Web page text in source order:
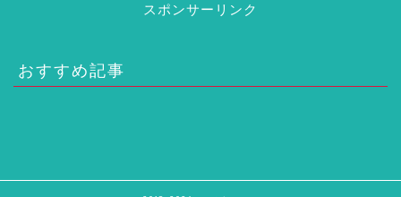
スポンサーリンク
おすすめ記事